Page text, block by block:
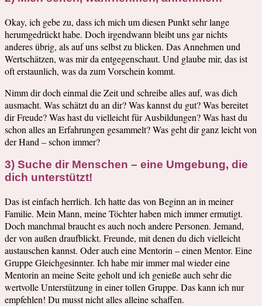
Okay, ich gebe zu, dass ich mich um diesen Punkt sehr lange
herumgedrückt habe. Doch irgendwann bleibt uns gar nichts
anderes übrig, als auf uns selbst zu blicken. Das Annehmen und
Wertschätzen, was mir da entgegenschaut. Und glaube mir, das ist
oft erstaunlich, was da zum Vorschein kommt.
Nimm dir doch einmal die Zeit und schreibe alles auf, was dich
ausmacht. Was schätzt du an dir? Was kannst du gut? Was bereitet
dir Freude? Was hast du vielleicht für Ausbildungen? Was hast du
schon alles an Erfahrungen gesammelt? Was geht dir ganz leicht von
der Hand – schon immer?
3) Suche dir Menschen – eine Umgebung, die
dich unterstützt!
Das ist einfach herrlich. Ich hatte das von Beginn an in meiner
Familie. Mein Mann, meine Töchter haben mich immer ermutigt.
Doch manchmal braucht es auch noch andere Personen. Jemand,
der von außen draufblickt. Freunde, mit denen du dich vielleicht
austauschen kannst. Oder auch eine Mentorin – einen Mentor. Eine
Gruppe Gleichgesinnter. Ich habe mir immer mal wieder eine
Mentorin an meine Seite geholt und ich genieße auch sehr die
wertvolle Unterstützung in einer tollen Gruppe. Das kann ich nur
empfehlen! Du musst nicht alles alleine schaffen.